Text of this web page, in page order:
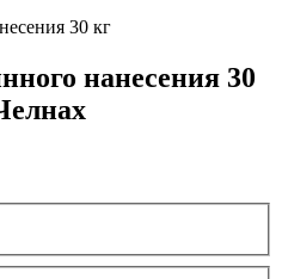
нанесения 30